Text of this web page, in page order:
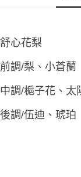
後付繳納相關費用。
※ 交易是否成功請以
客戶支援中心」
【注意事項】
易，需依本服務之必
權轉讓予恩沛科技股
萊爾富取貨付款
付款後萊爾富取貨
每筆NT$65，滿
7-11取貨付款
付款後7-11取貨
每筆NT$100，滿
舒心花梨
前調/梨、小蒼蘭
中調/梔子花、
後調/伍迪、琥珀